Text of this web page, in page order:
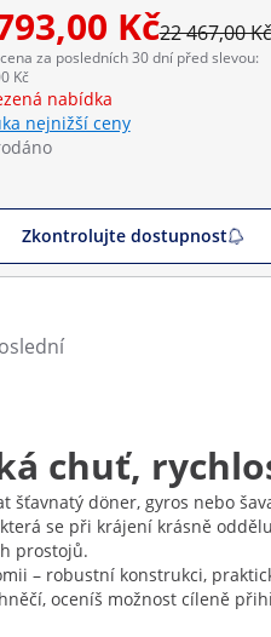
Kč22 467,00 Kč
za posledních 30 dní před slevou:
Kč
nabídka
nejnižší ceny
Zkontrolujte dostupnost
chuť,
šťavnatý döner, gyros nebo
se při krájení krásně
prostojů.
– robustní konstrukci,
oceníš možnost cíleně